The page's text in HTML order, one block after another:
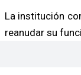
La institución
reanudar su